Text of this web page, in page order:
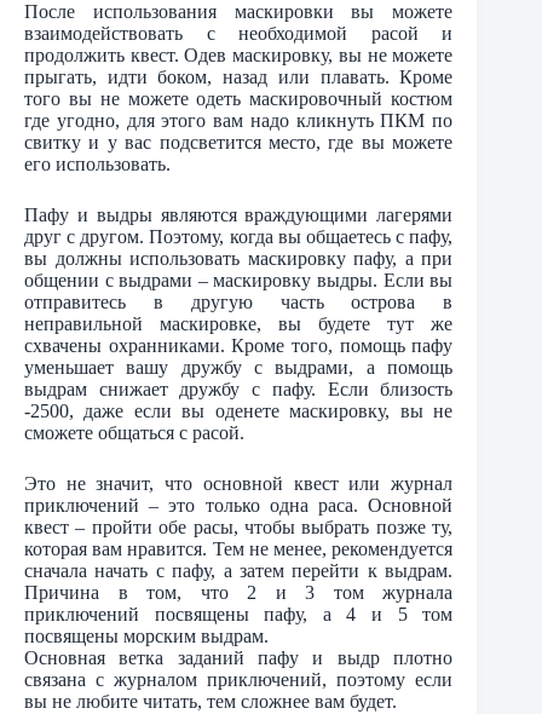
После использования маскировки вы можете
взаимодействовать с необходимой расой и
продолжить квест. Одев маскировку, вы не можете
прыгать, идти боком, назад или плавать. Кроме
того вы не можете одеть маскировочный костюм
где угодно, для этого вам надо кликнуть ПКМ по
свитку и у вас подсветится место, где вы можете
его использовать.
Пафу и выдры являются враждующими лагерями
друг с другом. Поэтому, когда вы общаетесь с пафу,
вы должны использовать маскировку пафу, а при
общении с выдрами – маскировку выдры. Если вы
отправитесь в другую часть острова в
неправильной маскировке, вы будете тут же
схвачены охранниками. Кроме того, помощь пафу
уменьшает вашу дружбу с выдрами, а помощь
выдрам снижает дружбу с пафу. Если близость
-2500, даже если вы оденете маскировку, вы не
сможете общаться с расой.
Это не значит, что основной квест или журнал
приключений – это только одна раса. Основной
квест – пройти обе расы, чтобы выбрать позже ту,
которая вам нравится. Тем не менее, рекомендуется
сначала начать с пафу, а затем перейти к выдрам.
Причина в том, что 2 и 3 том журнала
приключений посвящены пафу, а 4 и 5 том
посвящены морским выдрам.
Основная ветка заданий пафу и выдр плотно
связана с журналом приключений, поэтому если
вы не любите читать, тем сложнее вам будет.